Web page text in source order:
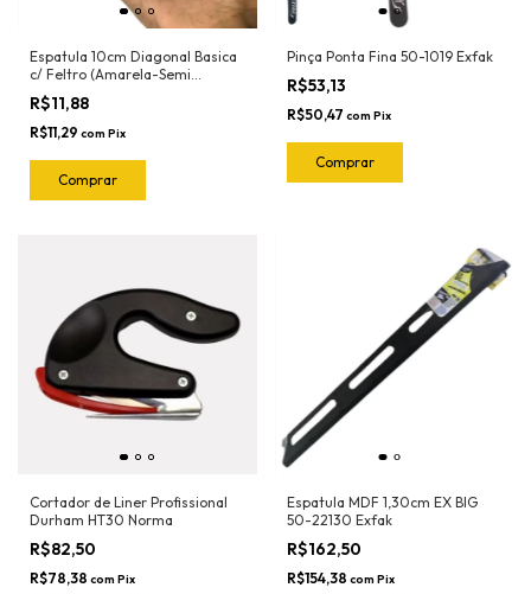
Espatula 10cm Diagonal Basica
c/ Feltro (Amarela-Semi
Flexivel) 50-2023 Exfak
R$11,88
R$11,29 com Pix
Pinça Ponta Fina 50-1019 Exfak
R$53,13
R$50,47 com Pix
Cortador de Liner Profissional
Durham HT30 Norma
R$82,50
R$78,38 com Pix
Espatula MDF 1,30cm EX BIG
50-22130 Exfak
R$162,50
R$154,38 com Pix